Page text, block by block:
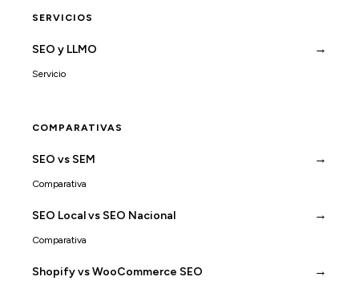
SERVICIOS
SEO y LLMO
Servicio
→
COMPARATIVAS
SEO vs SEM
Comparativa
→
SEO Local vs SEO Nacional
Comparativa
→
Shopify vs WooCommerce SEO →